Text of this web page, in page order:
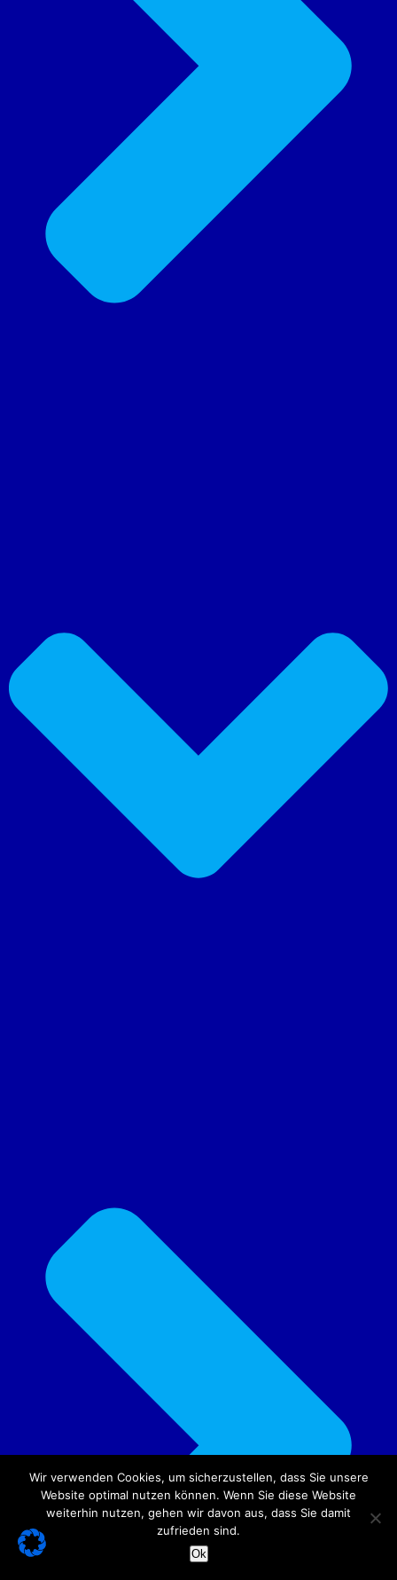
Wir verwenden Cookies, um sicherzustellen, dass Sie unsere
Website optimal nutzen können. Wenn Sie diese Website
weiterhin nutzen, gehen wir davon aus, dass Sie damit
zufrieden sind.
Ok